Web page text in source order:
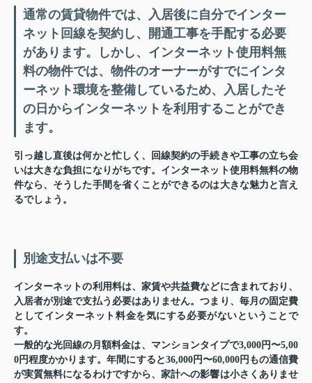
通常の賃貸物件では、入居後に自分でインター
ネット回線を契約し、開通工事を手配する必要
があります。しかし、インターネット使用料無
料の物件では、物件のオーナーがすでにインタ
ーネット環境を整備しているため、入居したそ
の日からインターネットを利用することができ
ます。
引っ越し直後は何かと忙しく、回線契約の手続きや工事の立ち会
いは大きな負担になりがちです。インターネット使用料無料の物
件なら、そうした手間を省くことができるのは大きな魅力と言え
るでしょう。
別途支払いは不要
インターネットの利用料は、家賃や共益費などに含まれており、
入居者が別途で支払う必要はありません。つまり、毎月の固定費
としてインターネット料金を気にする必要がないということで
す。
一般的な光回線の月額料金は、マンションタイプで3,000円〜5,00
0円程度かかります。年間にすると36,000円〜60,000円もの通信費
が実質無料になるわけですから、家計への影響は小さくありませ